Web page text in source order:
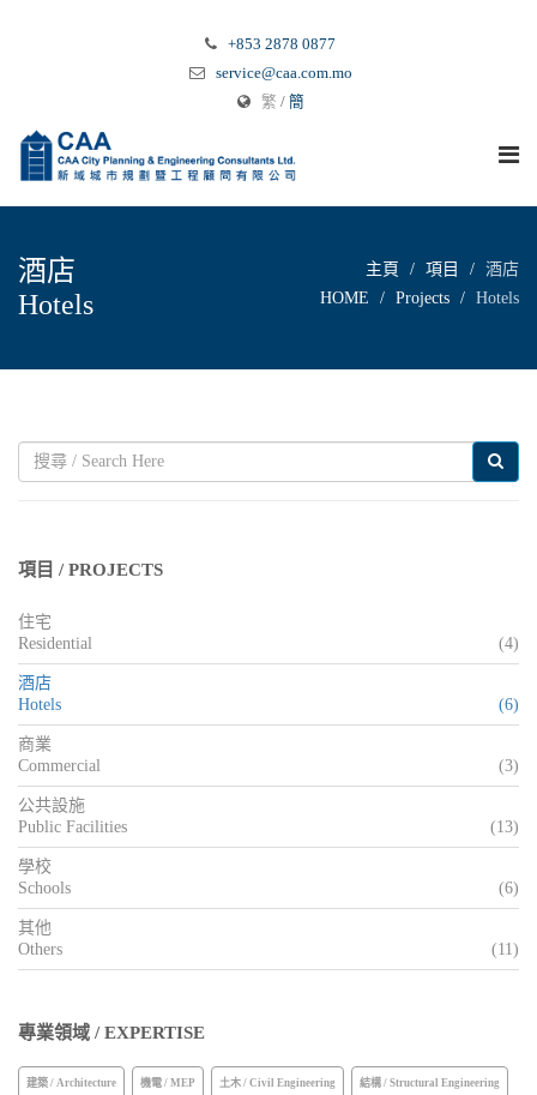
+853 2878 0877
service@caa.com.mo
繁 / 簡
酒店
Hotels
主頁 項目
酒店
HOME
Projects Hotels
項目 / PROJECTS
住宅
Residential
(4)
酒店
Hotels
(6)
商業
Commercial
(3)
公共設施
Public Facilities
(13)
學校
Schools
(6)
其他
Others
(11)
專業領域 / EXPERTISE
建築 / Architecture 機電 / MEP 土木 / Civil Engineering 結構 / Structural Engineering